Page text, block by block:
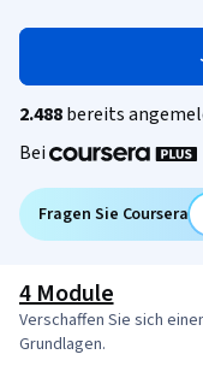
2.488bereits
Bei
Fragen Sie Coursera
4 Module
Verschaffen Sie sich
Grundlagen.